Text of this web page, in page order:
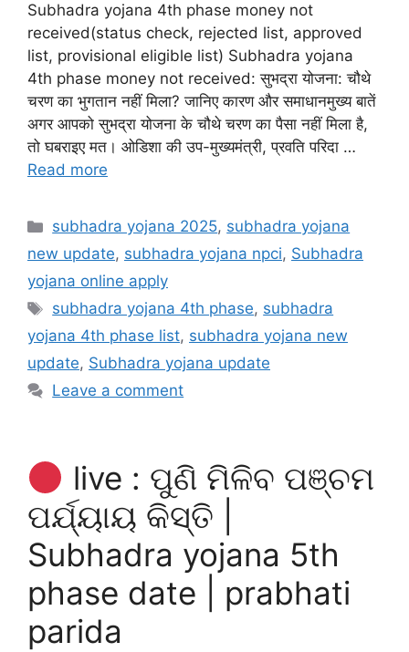
Subhadra yojana 4th phase money not
received(status check, rejected list, approved
list, provisional eligible list) Subhadra yojana
4th phase money not received: सुभद्रा योजना: चौथे
चरण का भुगतान नहीं मिला? जानिए कारण और समाधानमुख्य बातें
अगर आपको सुभद्रा योजना के चौथे चरण का पैसा नहीं मिला है,
तो घबराइए मत। ओडिशा की उप-मुख्यमंत्री, प्रवति परिदा …
Read more
Categories
subhadra yojana 2025, subhadra yojana
new update, subhadra yojana npci, Subhadra
yojana online apply
Tags
subhadra yojana 4th phase, subhadra
yojana 4th phase list, subhadra yojana new
update, Subhadra yojana update
Leave a comment
live : ପୁଣି ମିଳିବ ପଞ୍ଚମ
ପର୍ଯ୍ୟାୟ କିସ୍ତି |
Subhadra yojana 5th
phase date | prabhati
parida